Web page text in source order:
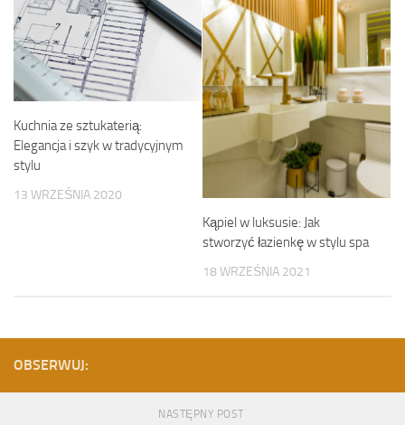
Kuchnia ze sztukaterią:
Elegancja i szyk w tradycyjnym
stylu
13 WRZEŚNIA 2020
Kąpiel w luksusie: Jak
stworzyć łazienkę w stylu spa
18 WRZEŚNIA 2021
OBSERWUJ:
NASTĘPNY POST